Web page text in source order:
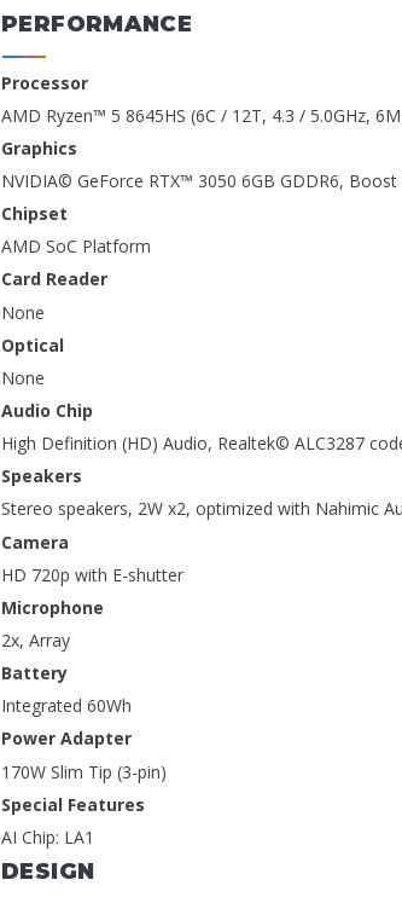
PERFORMANCE
Processor
AMD Ryzen™ 5 8645HS (6C / 12T, 4.3 / 5.0GHz,
Graphics
NVIDIA© GeForce RTX™ 3050 6GB GDDR6,
Chipset
AMD SoC Platform
Card Reader
None
Optical
None
Audio Chip
High Definition (HD) Audio, Realtek© ALC3287
Speakers
Stereo speakers, 2W x2, optimized with Nahimic
Camera
HD 720p with E-shutter
Microphone
2x, Array
Battery
Integrated 60Wh
Power Adapter
170W Slim Tip (3-pin)
Special Features
AI Chip: LA1
DESIGN